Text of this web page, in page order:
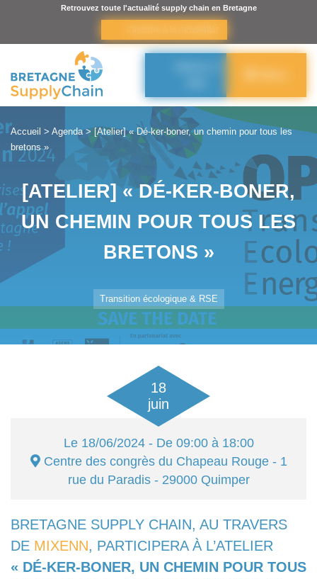
Retrouvez toute l'actualité supply chain en Bretagne
Accueil > Agenda> [Atelier] « Dé-ker-boner, un chemin pour tous les
bretons »
[ATELIER] « DÉ-KER-BONER,
UN CHEMIN POUR TOUS LES
BRETONS »
Transition écologique & RSE
18
juin
Le 18/06/2024- De 09:00 à 18:00
Centre des congrès du Chapeau Rouge- 1
rue du Paradis - 29000 Quimper
BRETAGNE SUPPLY CHAIN, AU TRAVERS
DE MIXENN, PARTICIPERA À L’ATELIER
« DÉ-KER-BONER, UN CHEMIN POUR TOUS
Panneau de gestion des cookies